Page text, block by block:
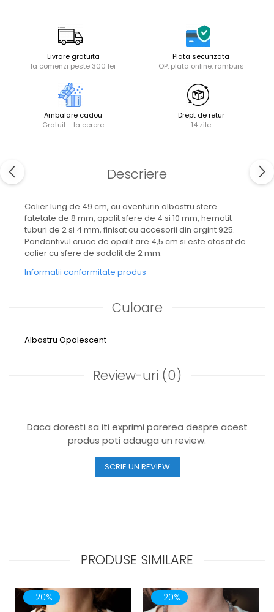
Livrare gratuita
la comenzi peste 300 lei
Plata securizata
OP, plata online, ramburs
Ambalare cadou
Gratuit - la cerere
Drept de retur
14 zile
Descriere
Colier lung de 49 cm, cu aventurin albastru sfere
fatetate de 8 mm, opalit sfere de 4 si 10 mm, hematit
tuburi de 2 si 4 mm, finisat cu accesorii din argint 925.
Pandantivul cruce de opalit are 4,5 cm si este atasat de
colier cu sfere de sodalit de 2 mm.
Informatii conformitate produs
Culoare
Albastru Opalescent
Review-uri (0)
Daca doresti sa iti exprimi parerea despre acest
produs poti adauga un review.
SCRIE UN REVIEW
PRODUSE SIMILARE
-20% -20%